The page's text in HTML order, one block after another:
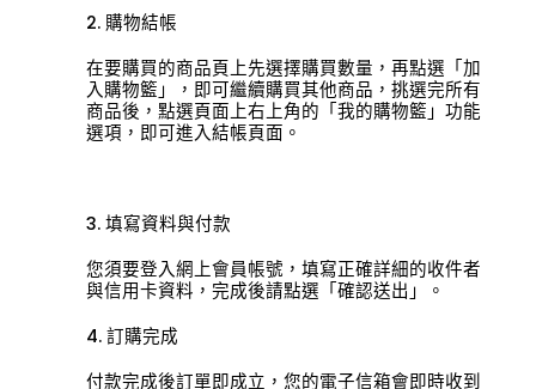
2. 購物結帳
在要購買的商品頁上先選擇購買數量，再點選「加
入購物籃」，即可繼續購買其他商品，挑選完所有
商品後，點選頁面上右上角的「我的購物籃」功能
選項，即可進入結帳頁面。
3. 填寫資料與付款
您須要登入網上會員帳號，填寫正確詳細的收件者
與信用卡資料，完成後請點選「確認送出」。
4. 訂購完成
付款完成後訂單即成立，您的電子信箱會即時收到